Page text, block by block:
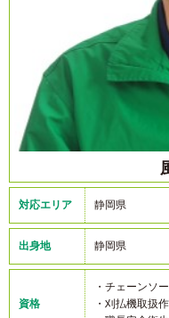
対応エリア 静岡県
出身地 静岡県
資格
・チェーンソ
・刈払機取扱